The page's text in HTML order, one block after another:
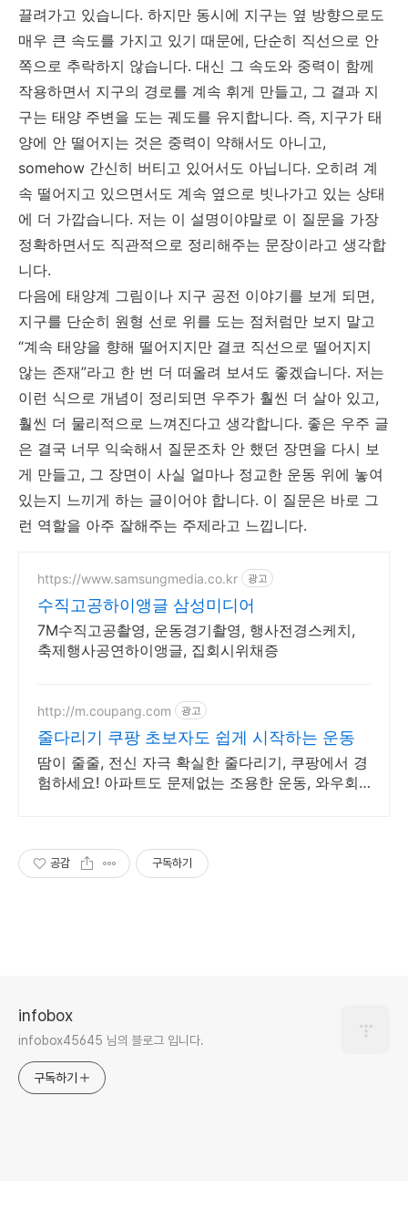
끌려가고 있습니다. 하지만 동시에 지구는 옆 방향으로도
매우 큰 속도를 가지고 있기 때문에, 단순히 직선으로 안
쪽으로 추락하지 않습니다. 대신 그 속도와 중력이 함께
작용하면서 지구의 경로를 계속 휘게 만들고, 그 결과 지
구는 태양 주변을 도는 궤도를 유지합니다. 즉, 지구가 태
양에 안 떨어지는 것은 중력이 약해서도 아니고,
somehow 간신히 버티고 있어서도 아닙니다. 오히려 계
속 떨어지고 있으면서도 계속 옆으로 빗나가고 있는 상태
에 더 가깝습니다. 저는 이 설명이야말로 이 질문을 가장
정확하면서도 직관적으로 정리해주는 문장이라고 생각합
니다.
다음에 태양계 그림이나 지구 공전 이야기를 보게 되면,
지구를 단순히 원형 선로 위를 도는 점처럼만 보지 말고
“계속 태양을 향해 떨어지지만 결코 직선으로 떨어지지
않는 존재”라고 한 번 더 떠올려 보셔도 좋겠습니다. 저는
이런 식으로 개념이 정리되면 우주가 훨씬 더 살아 있고,
훨씬 더 물리적으로 느껴진다고 생각합니다. 좋은 우주 글
은 결국 너무 익숙해서 질문조차 안 했던 장면을 다시 보
게 만들고, 그 장면이 사실 얼마나 정교한 운동 위에 놓여
있는지 느끼게 하는 글이어야 합니다. 이 질문은 바로 그
런 역할을 아주 잘해주는 주제라고 느낍니다.
https://www.samsungmedia.co.kr 광고
수직고공하이앵글 삼성미디어
7M수직고공촬영, 운동경기촬영, 행사전경스케치,
축제행사공연하이앵글, 집회시위채증
http://m.coupang.com 광고
줄다리기 쿠팡 초보자도 쉽게 시작하는 운동
땀이 줄줄, 전신 자극 확실한 줄다리기, 쿠팡에서 경
험하세요! 아파트도 문제없는 조용한 운동, 와우회
공감 구독하기
infobox
infobox45645 님의 블로그 입니다.
구독하기